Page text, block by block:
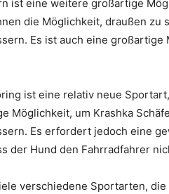
ist eine weitere großartige
die Möglichkeit, draußen zu
Es ist auch eine
ist eine relativ neue
Möglichkeit, um Krashka
Es erfordert jedoch eine
der Hund den Fahrradfahrer
verschiedene Sportarten,